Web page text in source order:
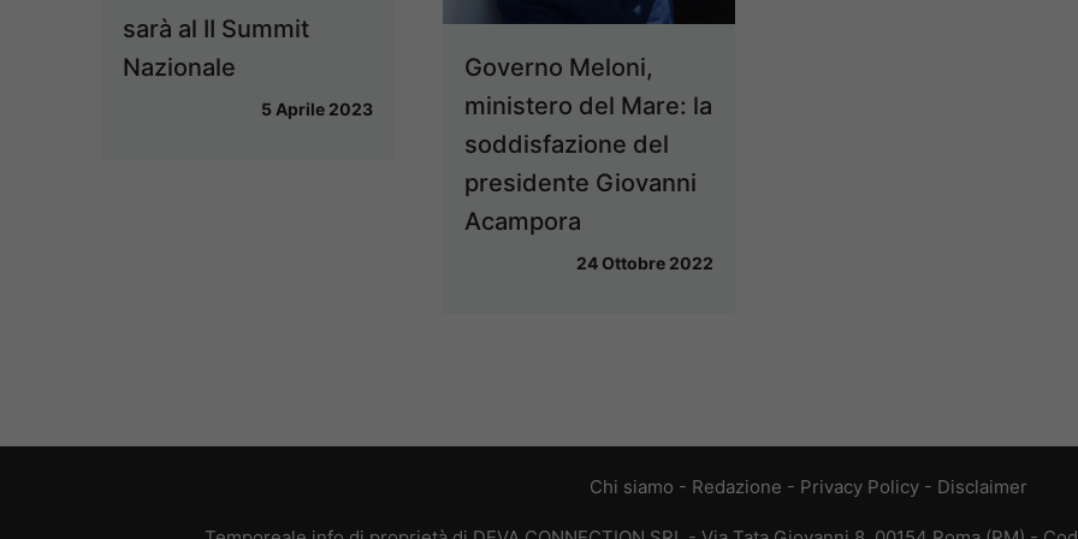
sarà al II Summit
Nazionale
5 Aprile 2023
Governo Meloni,
ministero del Mare: la
soddisfazione del
presidente Giovanni
Acampora
24 Ottobre 2022
Chi siamo - Redazione - Privacy Policy - Disclaimer